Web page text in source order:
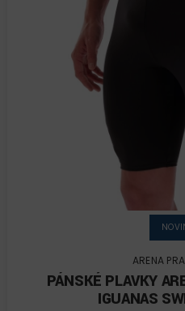
ARENA
PÁNSKÉ PLAVKY
IGUANAS